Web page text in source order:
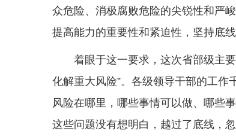
众危险、消极腐败危险的尖锐性和严
提高能力的重要性和紧迫性，坚持底
着眼于这一要求，这次省部级主
化解重大风险”。各级领导干部的工作
风险在哪里，哪些事情可以做、哪些
这些问题没有想明白，越过了底线，